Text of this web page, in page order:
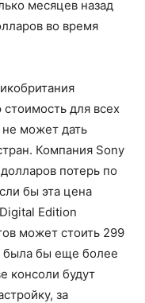
месяцев назад
во время
для всех
не может дать
Компания Sony
потерь по
бы эта цена
Edition
может стоить 299
была бы еще более
консоли будут
за